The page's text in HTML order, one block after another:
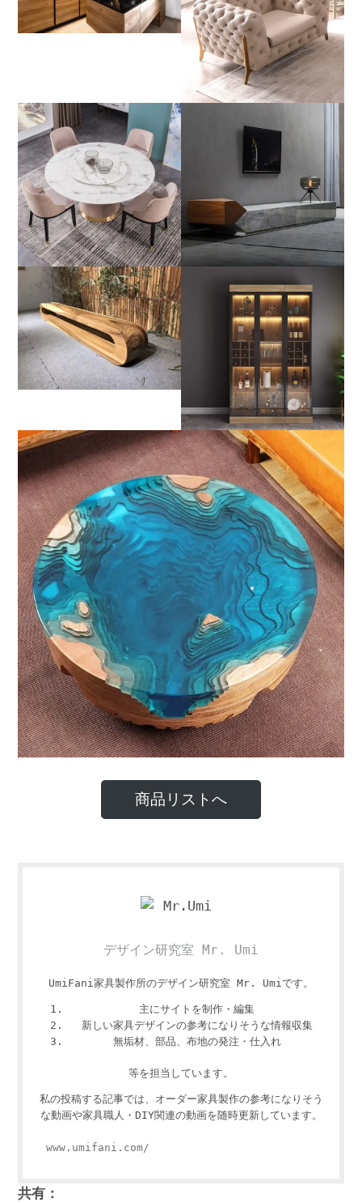
商品リストへ
デザイン研究室 Mr. Umi
UmiFani家具製作所のデザイン研究室 Mr. Umiです。
主にサイトを制作・編集
新しい家具デザインの参考になりそうな情報収集
無垢材、部品、布地の発注・仕入れ
等を担当しています。
私の投稿する記事では、オーダー家具製作の参考になりそう
な動画や家具職人・DIY関連の動画を随時更新しています。
www.umifani.com/
共有：